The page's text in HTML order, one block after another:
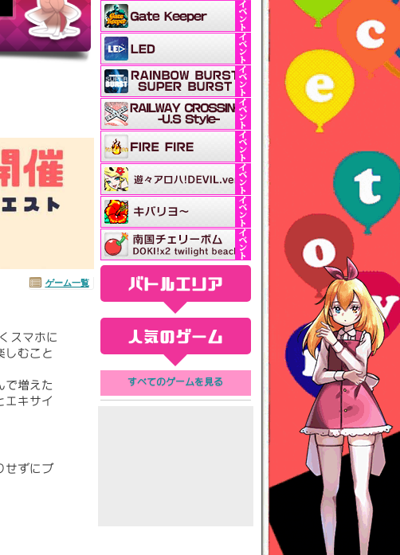
ゲーム一覧
スマホに
しむこと
で増えた
エキサイ
せずにブ
バトルエリア
人気のゲーム
すべてのゲームを見る